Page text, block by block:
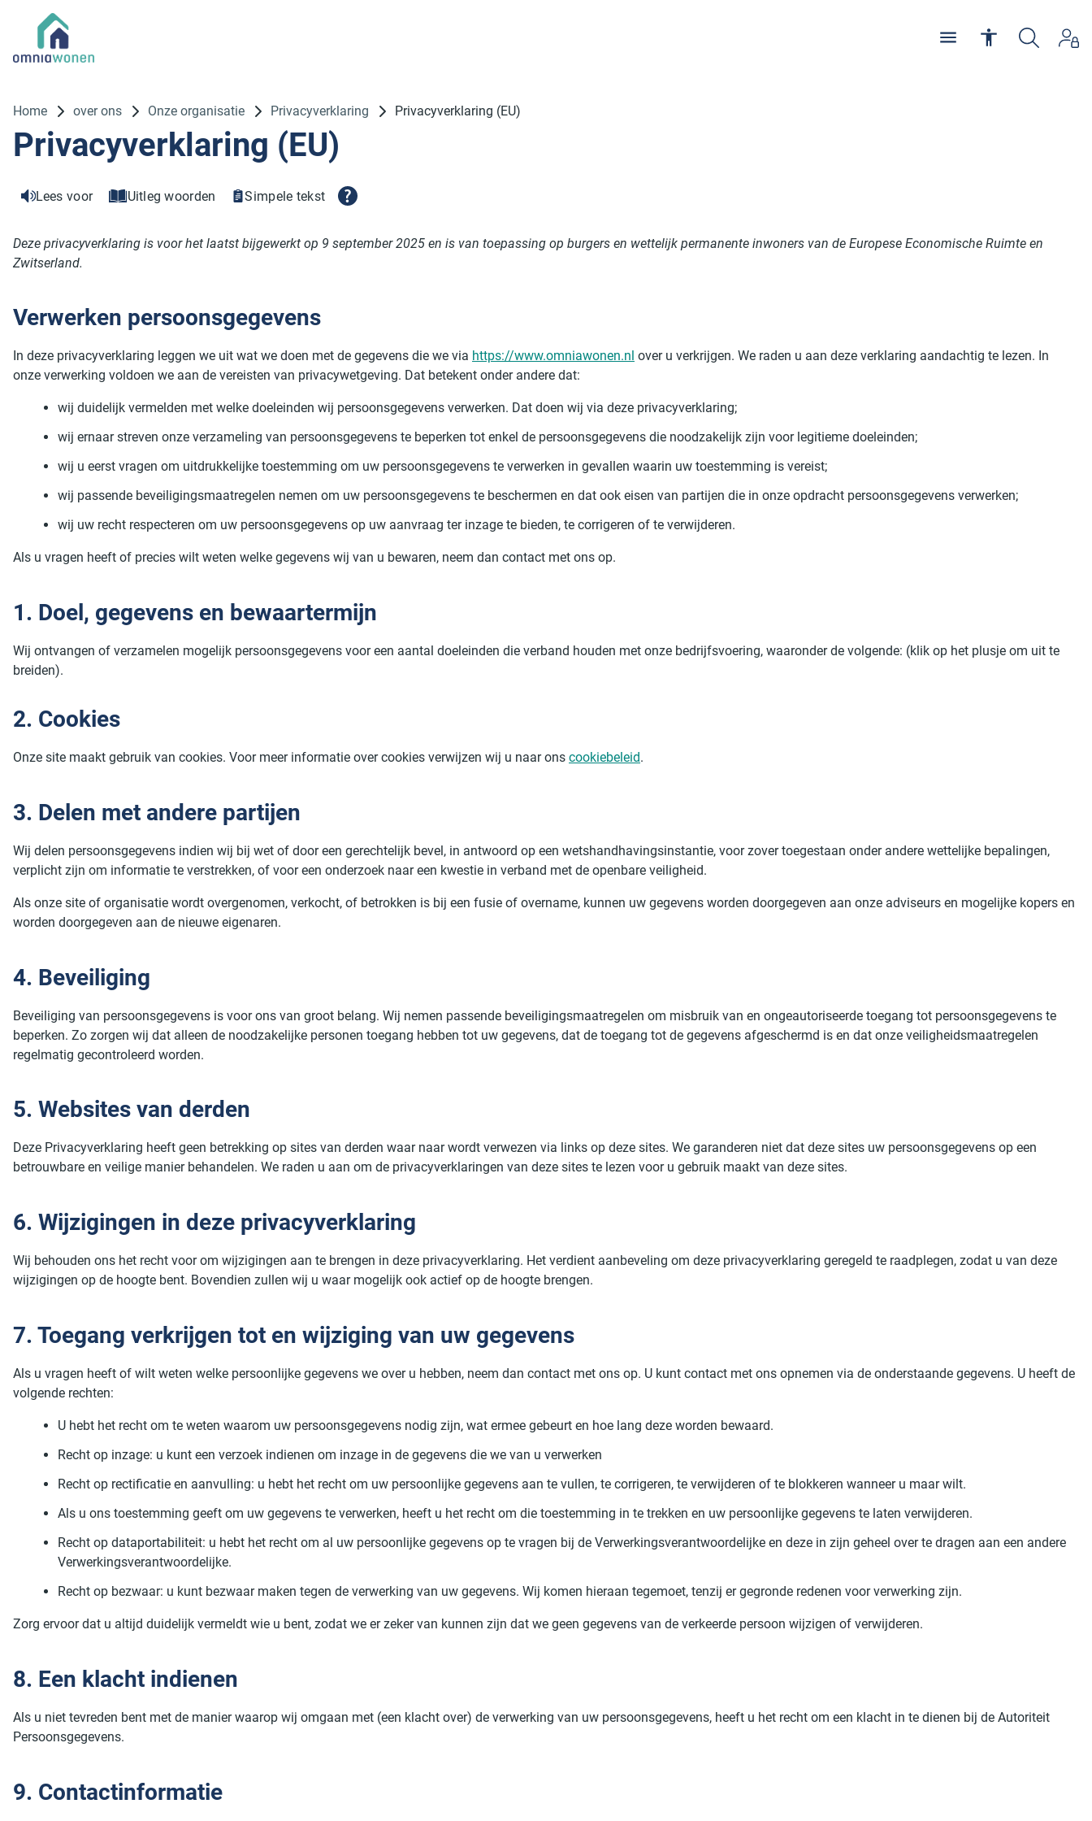
Home over ons Onze organisatie Privacyverklaring Privacyverklaring (EU)
Privacyverklaring (EU)
Lees voor Uitleg woorden Simpele tekst
Deze privacyverklaring is voor het laatst bijgewerkt op 9 september 2025 en is van toepassing op burgers en wettelijk permanente inwoners van de Europese Economische Ruimte en
Zwitserland.
Verwerken persoonsgegevens
In deze privacyverklaring leggen we uit wat we doen met de gegevens die we via https://www.omniawonen.nl over u verkrijgen. We raden u aan deze verklaring aandachtig te lezen. In
onze verwerking voldoen we aan de vereisten van privacywetgeving. Dat betekent onder andere dat:
wij duidelijk vermelden met welke doeleinden wij persoonsgegevens verwerken. Dat doen wij via deze privacyverklaring;
wij ernaar streven onze verzameling van persoonsgegevens te beperken tot enkel de persoonsgegevens die noodzakelijk zijn voor legitieme doeleinden;
wij u eerst vragen om uitdrukkelijke toestemming om uw persoonsgegevens te verwerken in gevallen waarin uw toestemming is vereist;
wij passende beveiligingsmaatregelen nemen om uw persoonsgegevens te beschermen en dat ook eisen van partijen die in onze opdracht persoonsgegevens verwerken;
wij uw recht respecteren om uw persoonsgegevens op uw aanvraag ter inzage te bieden, te corrigeren of te verwijderen.
Als u vragen heeft of precies wilt weten welke gegevens wij van u bewaren, neem dan contact met ons op.
1. Doel, gegevens en bewaartermijn
Wij ontvangen of verzamelen mogelijk persoonsgegevens voor een aantal doeleinden die verband houden met onze bedrijfsvoering, waaronder de volgende: (klik op het plusje om uit te
breiden).
2. Cookies
Onze site maakt gebruik van cookies. Voor meer informatie over cookies verwijzen wij u naar ons cookiebeleid.
3. Delen met andere partijen
Wij delen persoonsgegevens indien wij bij wet of door een gerechtelijk bevel, in antwoord op een wetshandhavingsinstantie, voor zover toegestaan onder andere wettelijke bepalingen,
verplicht zijn om informatie te verstrekken, of voor een onderzoek naar een kwestie in verband met de openbare veiligheid.
Als onze site of organisatie wordt overgenomen, verkocht, of betrokken is bij een fusie of overname, kunnen uw gegevens worden doorgegeven aan onze adviseurs en mogelijke kopers en
worden doorgegeven aan de nieuwe eigenaren.
4. Beveiliging
Beveiliging van persoonsgegevens is voor ons van groot belang. Wij nemen passende beveiligingsmaatregelen om misbruik van en ongeautoriseerde toegang tot persoonsgegevens te
beperken. Zo zorgen wij dat alleen de noodzakelijke personen toegang hebben tot uw gegevens, dat de toegang tot de gegevens afgeschermd is en dat onze veiligheidsmaatregelen
regelmatig gecontroleerd worden.
5. Websites van derden
Deze Privacyverklaring heeft geen betrekking op sites van derden waar naar wordt verwezen via links op deze sites. We garanderen niet dat deze sites uw persoonsgegevens op een
betrouwbare en veilige manier behandelen. We raden u aan om de privacyverklaringen van deze sites te lezen voor u gebruik maakt van deze sites.
6. Wijzigingen in deze privacyverklaring
Wij behouden ons het recht voor om wijzigingen aan te brengen in deze privacyverklaring. Het verdient aanbeveling om deze privacyverklaring geregeld te raadplegen, zodat u van deze
wijzigingen op de hoogte bent. Bovendien zullen wij u waar mogelijk ook actief op de hoogte brengen.
7. Toegang verkrijgen tot en wijziging van uw gegevens
Als u vragen heeft of wilt weten welke persoonlijke gegevens we over u hebben, neem dan contact met ons op. U kunt contact met ons opnemen via de onderstaande gegevens. U heeft de
volgende rechten:
U hebt het recht om te weten waarom uw persoonsgegevens nodig zijn, wat ermee gebeurt en hoe lang deze worden bewaard.
Recht op inzage: u kunt een verzoek indienen om inzage in de gegevens die we van u verwerken
Recht op rectificatie en aanvulling: u hebt het recht om uw persoonlijke gegevens aan te vullen, te corrigeren, te verwijderen of te blokkeren wanneer u maar wilt.
Als u ons toestemming geeft om uw gegevens te verwerken, heeft u het recht om die toestemming in te trekken en uw persoonlijke gegevens te laten verwijderen.
Recht op dataportabiliteit: u hebt het recht om al uw persoonlijke gegevens op te vragen bij de Verwerkingsverantwoordelijke en deze in zijn geheel over te dragen aan een andere
Verwerkingsverantwoordelijke.
Recht op bezwaar: u kunt bezwaar maken tegen de verwerking van uw gegevens. Wij komen hieraan tegemoet, tenzij er gegronde redenen voor verwerking zijn.
Zorg ervoor dat u altijd duidelijk vermeldt wie u bent, zodat we er zeker van kunnen zijn dat we geen gegevens van de verkeerde persoon wijzigen of verwijderen.
8. Een klacht indienen
Als u niet tevreden bent met de manier waarop wij omgaan met (een klacht over) de verwerking van uw persoonsgegevens, heeft u het recht om een klacht in te dienen bij de Autoriteit
Persoonsgegevens.
9. Contactinformatie